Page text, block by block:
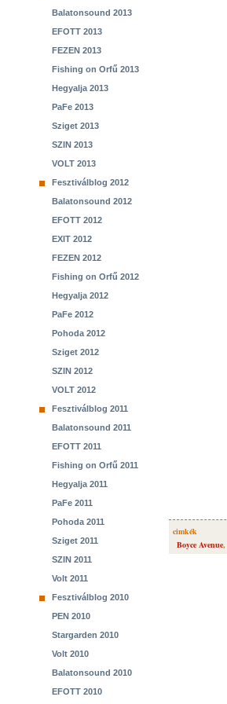
Balatonsound 2013
EFOTT 2013
FEZEN 2013
Fishing on Orfű 2013
Hegyalja 2013
PaFe 2013
Sziget 2013
SZIN 2013
VOLT 2013
Fesztiválblog 2012
Balatonsound 2012
EFOTT 2012
EXIT 2012
FEZEN 2012
Fishing on Orfű 2012
Hegyalja 2012
PaFe 2012
Pohoda 2012
Sziget 2012
SZIN 2012
VOLT 2012
Fesztiválblog 2011
Balatonsound 2011
EFOTT 2011
Fishing on Orfű 2011
Hegyalja 2011
PaFe 2011
Pohoda 2011
Sziget 2011
SZIN 2011
Volt 2011
Fesztiválblog 2010
PEN 2010
Stargarden 2010
Volt 2010
Balatonsound 2010
EFOTT 2010
cimkék
Boyce Avenue,